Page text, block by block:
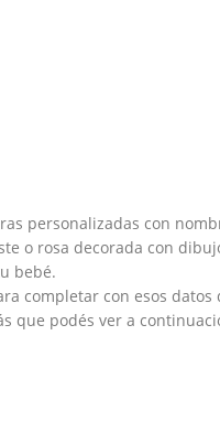
personalizadas con
o rosa decorada con
bebé.
completar con esos
que podés ver a